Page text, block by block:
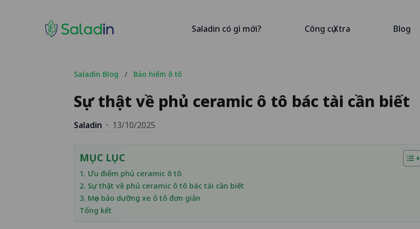
Saladin có gì mới? Công cụ Xtra Blog
Saladin Blog / Bảo hiểm ô tô
Sự thật về phủ ceramic ô tô bác tài cần biết
Saladin · 13/10/2025
MỤC LỤC
1. Ưu điểm phủ ceramic ô tô
2. Sự thật về phủ ceramic ô tô bác tài cần biết
3. Mẹo bảo dưỡng xe ô tô đơn giản
Tổng kết